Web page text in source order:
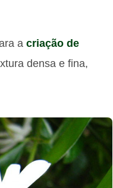
a criação de
densa e fina,